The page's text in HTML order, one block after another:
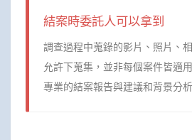
結案時委託人可以拿到
調查過程中蒐錄的影片、照片、
允許下蒐集，並非每個案件皆適
專業的結案報告與建議和背景分析